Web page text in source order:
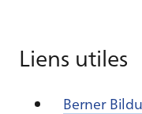
Liens utiles
Berner